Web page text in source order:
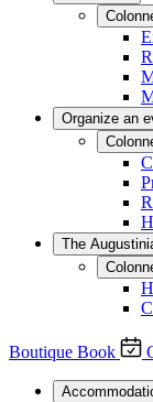
Organize an
The
Boutique Book